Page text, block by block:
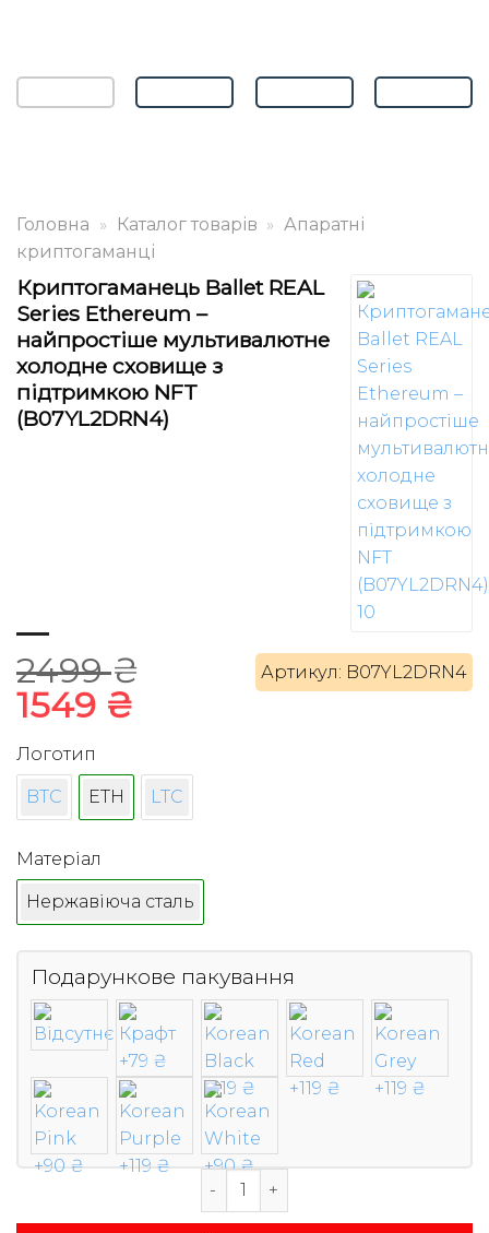
Головна » Каталог товарів » Апаратні
криптогаманці
Криптогаманець Ballet REAL
Series Ethereum –
найпростіше мультивалютне
холодне сховище з
підтримкою NFT
(B07YL2DRN4)
Артикул: B07YL2DRN4
2499₴
Оригінальна
ціна:
2499 ₴.
1549 ₴ Поточна
1549 ₴.
Логотип
BTC ETH LTC
Матеріал
Нержавіюча сталь
Подарункове пакування
Криптогаманець Ballet REAL